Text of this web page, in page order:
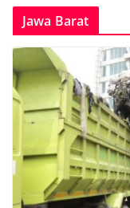
Jawa Barat